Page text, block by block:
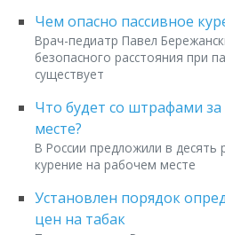
Чем опасно пассивное
Врач-педиатр Павел
безопасного расстояния при
существует
Что будет со штрафами
месте?
В России предложили в
курение на рабочем месте
Установлен порядок
цен на табак